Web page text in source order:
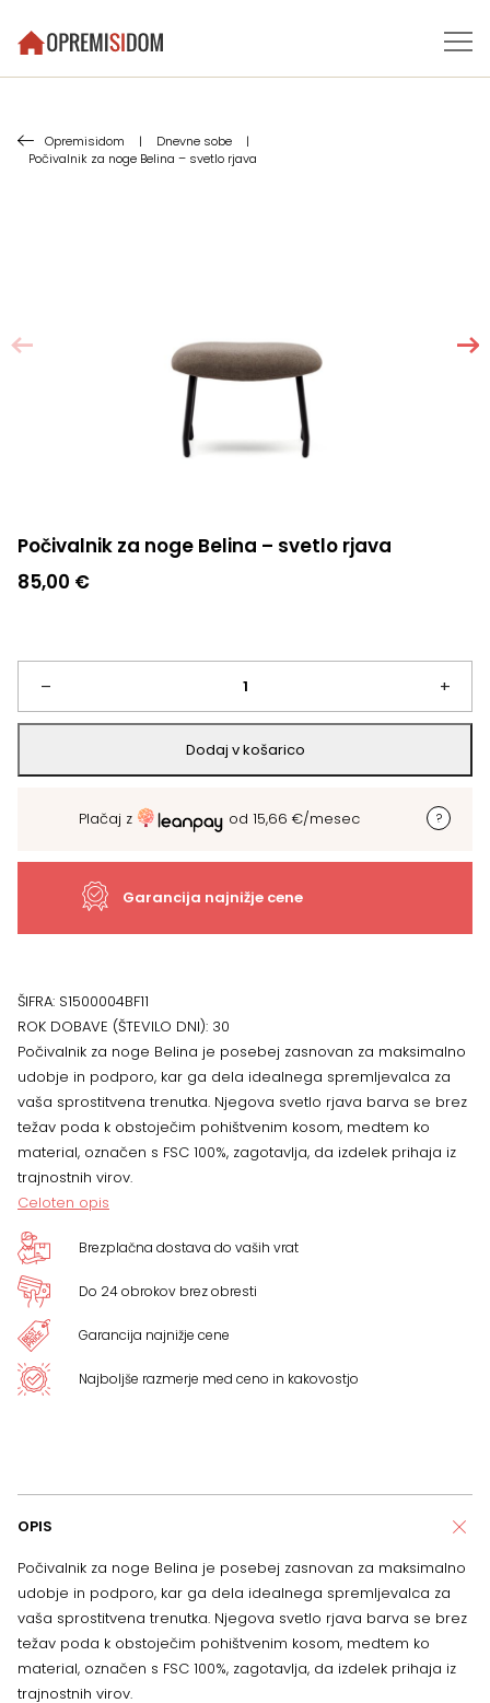
Opremisidom | Dnevne sobe
|
Počivalnik za noge Belina – svetlo rjava
Počivalnik za noge Belina – svetlo rjava
85,00 €
–
Počivalnik
za
noge
količina
+
Dodaj v košarico
Plačaj z od 15,66 €/mesec
Garancija najnižje cene
ŠIFRA: S1500004BF11
ROK DOBAVE (ŠTEVILO DNI): 30
Počivalnik za noge Belina je posebej zasnovan za maksimalno
udobje in podporo, kar ga dela idealnega spremljevalca za
vaša sprostitvena trenutka. Njegova svetlo rjava barva se brez
težav poda k obstoječim pohištvenim kosom, medtem ko
material, označen s FSC 100%, zagotavlja, da izdelek prihaja iz
trajnostnih virov.
Celoten opis
Brezplačna dostava do vaših vrat
Do 24 obrokov brez obresti
Garancija najnižje cene
Najboljše razmerje med ceno in kakovostjo
OPIS
Počivalnik za noge Belina je posebej zasnovan za maksimalno
udobje in podporo, kar ga dela idealnega spremljevalca za
vaša sprostitvena trenutka. Njegova svetlo rjava barva se brez
težav poda k obstoječim pohištvenim kosom, medtem ko
material, označen s FSC 100%, zagotavlja, da izdelek prihaja iz
trajnostnih virov.